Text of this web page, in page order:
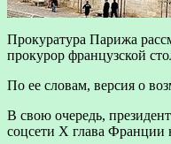
Прокуратура Парижа
прокурор французской
По ее словам, версия о
В свою очередь,
соцсети Х глава Франции